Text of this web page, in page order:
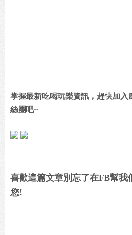
掌握最新吃喝玩樂資訊，趕快加入
絲團吧~
喜歡這篇文章別忘了在FB幫我
您!